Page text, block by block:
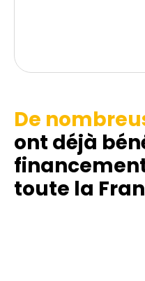
De
ont déjà
toute la